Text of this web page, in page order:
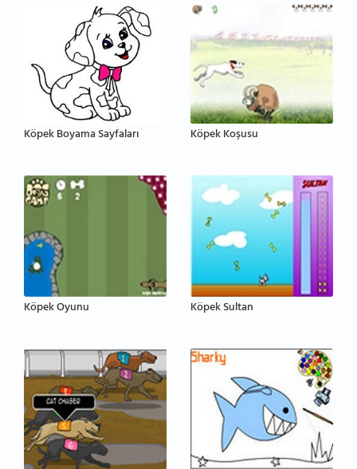
Köpek Boyama Sayfaları Köpek Koşusu
Köpek Oyunu Köpek Sultan